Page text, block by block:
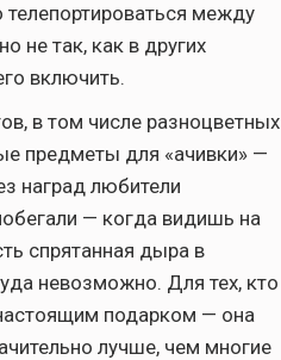
между
не так, как в других
включить.
в том числе разноцветных
предметы для «ачивки» —
наград любители
— когда видишь на
спрятанная дыра в
невозможно. Для тех, кто
подарком — она
лучше, чем многие